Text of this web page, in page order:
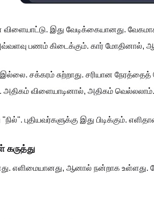
இது வேடிக்கையானது.
பணம் கிடைக்கும். கார் மோதினால்,
சக்கரம் சுற்றாது. சரியான
விளையாடினால், அதிகம்
புதியவர்களுக்கு இது பிடிக்கும்.
கருத்து
எளிமையானது, ஆனால் நன்றாக உள்ளது.